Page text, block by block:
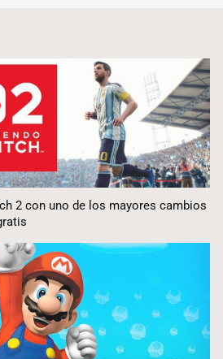
2 con uno de los mayores cambios